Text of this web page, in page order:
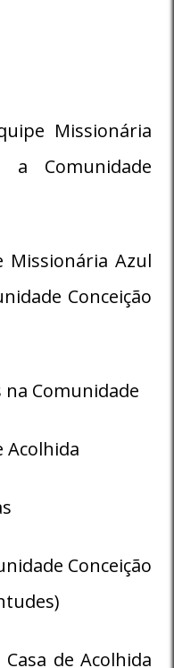
Missionária
Comunidade
Missionária Azul
Conceição
Comunidade
Acolhida
Conceição
de Acolhida